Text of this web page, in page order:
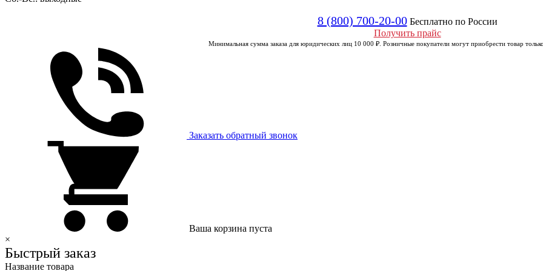
8 (800) 700-20-00 Бесплатно по России
Получить прайс
Минимальная сумма заказа для юридических лиц 10 000 ₽. Розничные покупатели могут приобрести товар
Заказать обратный звонок
Ваша корзина пуста
×
Быстрый заказ
Название товара